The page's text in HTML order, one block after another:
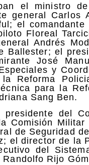
el ministro
general Carlos
el
Floreal
Andrés
Ballester; el
José
y
la Reforma
para la
Sang Ben.
del
Comisión
de Seguridad
el director de la
del
Rijo